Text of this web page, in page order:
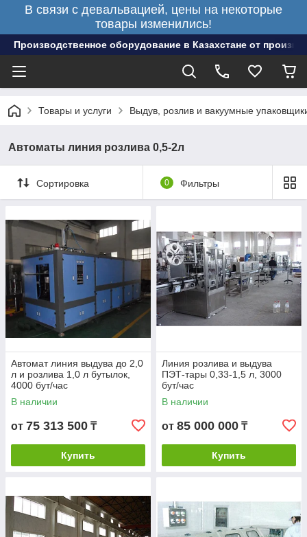
В связи с девальвацией, цены на некоторые
товары изменились!
Производственное оборудование в Казахстане от
Товары и услуги Выдув, розлив и вакуумные
Автоматы линия розлива 0,5-2л
Сортировка 0 Фильтры
Автомат линия выдува до 2,0
л и розлива 1,0 л бутылок,
4000 бут/час
В наличии
от 75 313 500 ₸
Купить
Линия розлива и выдува
ПЭТ-тары 0,33-1,5 л, 3000
бут/час
В наличии
от 85 000 000 ₸
Купить